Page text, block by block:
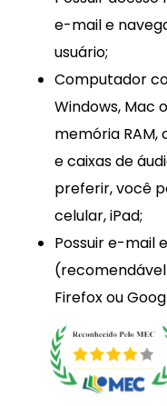
e-mail e
usuário;
Computador
Windows, Mac
memória
e caixas de
preferir, você
celular, iPad;
Possuir e-mail
Firefox ou